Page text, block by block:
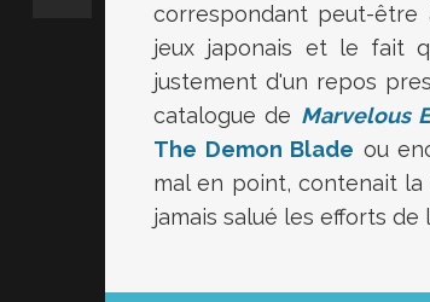
correspondant peut-être
jeux japonais et le fait
justement d'un repos
catalogue de Marvelous
The Demon Blade ou
mal en point, contenait
jamais salué les efforts